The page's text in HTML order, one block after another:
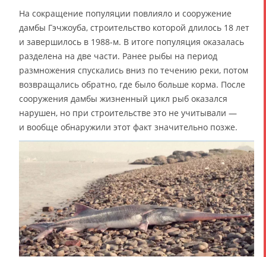
На сокращение популяции повлияло и сооружение
дамбы Гэчжоуба, строительство которой длилось 18 лет
и завершилось в 1988-м. В итоге популяция оказалась
разделена на две части. Ранее рыбы на период
размножения спускались вниз по течению реки, потом
возвращались обратно, где было больше корма. После
сооружения дамбы жизненный цикл рыб оказался
нарушен, но при строительстве это не учитывали —
и вообще обнаружили этот факт значительно позже.